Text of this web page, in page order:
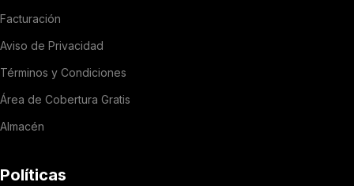
Facturación
Aviso de Privacidad
Términos y Condiciones
Área de Cobertura Gratis
Almacén
Políticas